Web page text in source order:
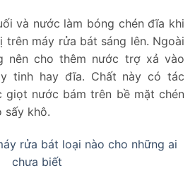
và nước làm bóng chén đĩa khi
trên máy rửa bát sáng lên. Ngoài
nên cho thêm nước trợ xả vào
tinh hay đĩa. Chất này có tác
giọt nước bám trên bề mặt chén
sấy khô.